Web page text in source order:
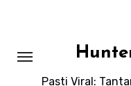
Pasti Viral: